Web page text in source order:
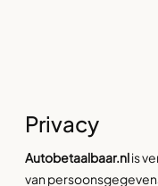
Privacy
Autobetaalbaar.nlis
van